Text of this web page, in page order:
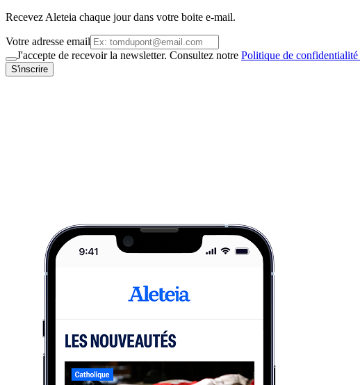
Recevez Aleteia chaque jour dans votre boite e-mail.
Votre adresse email
J'accepte de recevoir la newsletter. Consultez notre Politique de
S'inscrire